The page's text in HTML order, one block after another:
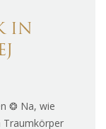
IN
❂ Na, wie
Traumkörper